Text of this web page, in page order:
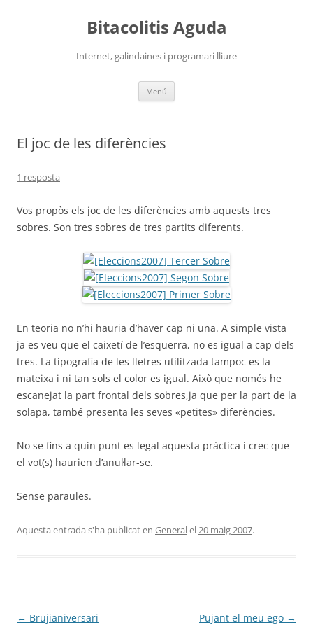
Bitacolitis Aguda
Internet, galindaines i programari lliure
Menú
El joc de les diferències
1 resposta
Vos propòs els joc de les diferències amb aquests tres
sobres. Son tres sobres de tres partits diferents.
En teoria no n’hi hauria d’haver cap ni una. A simple vista
ja es veu que el caixetí de l’esquerra, no es igual a cap dels
tres. La tipografia de les lletres utilitzada tampoc es la
mateixa i ni tan sols el color es igual. Això que només he
escanejat la part frontal dels sobres,ja que per la part de la
solapa, també presenta les seves «petites» diferències.
No se fins a quin punt es legal aquesta pràctica i crec que
el vot(s) haurien d’anul·lar-se.
Sense paraules.
Aquesta entrada s'ha publicat en Generalel20 maig 2007.
Navegació
← Brujianiversari Pujant el meu ego →